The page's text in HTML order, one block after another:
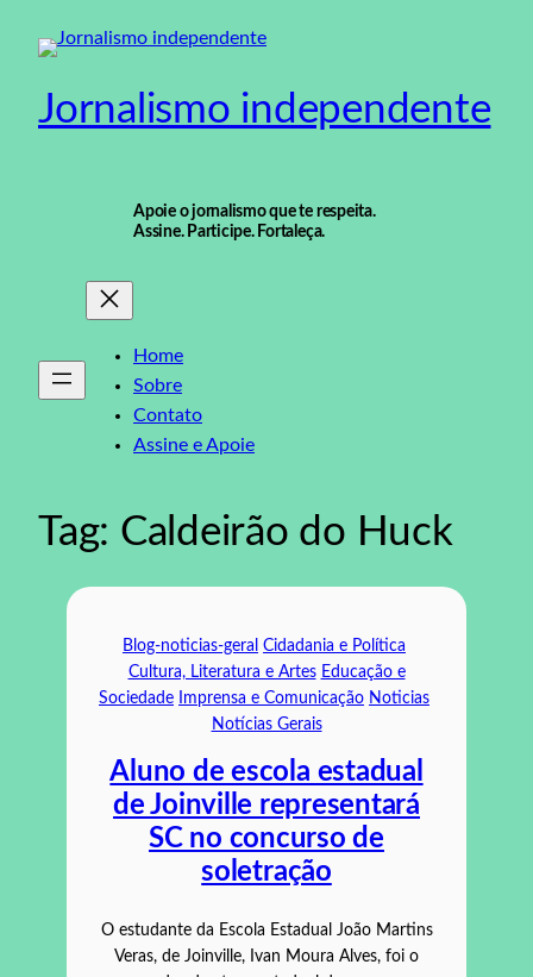
para
conteúdo
Jornalismo independente
Apoie o jornalismo que te respeita.
Assine. Participe. Fortaleça.
Home
Sobre
Contato
Assine e Apoie
Tag: Caldeirão do Huck
Blog-noticias-geral Cidadania e Política
Cultura, Literatura e Artes Educação e
Sociedade
Imprensa e Comunicação Noticias
Notícias Gerais
Aluno de escola estadual
de Joinville representará
SC no concurso de
soletração
O estudante da Escola Estadual João Martins
Veras, de Joinville, Ivan Moura Alves, foi o